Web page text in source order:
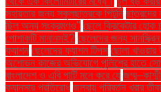
সহায়তার জন্য স্কুলছাত্রকে পিটুনি ছাত্রদের
ছিল অন্য সংক্রমণও" ছেলে ক্রিকেটার
পোশাকটি মানানসই? ছেলেদের জন্য
ফ্যাশন ছেলেদের ফ্যাশন টিপস ছোলা খাওয়ার
অশোভন কাজের অভিযোগে পুলিশের হাতে
বাংলাদেশ ও এবি পার্টি মনে করে যে
ক্যানসার প্রতিরোধ জলবায়ু পরিবর্তন খরার